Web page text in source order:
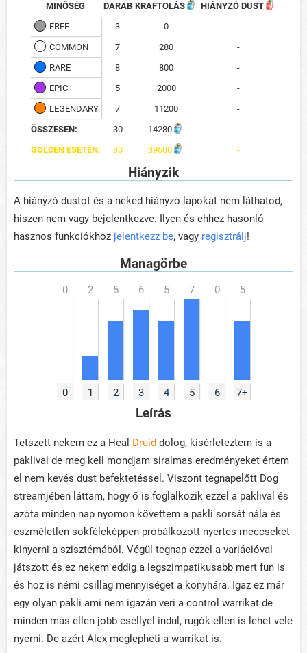
MINŐSÉG DARAB KRAFTOLÁS
HIÁNYZÓ DUST
FREE
3 0
-
COMMON
7 280
-
RARE
8 800
-
EPIC
5 2000
-
LEGENDARY
7 11200
-
ÖSSZESEN:
30 14280
-
GOLDEN ESETÉN:
30 39600 -
Hiányzik
A hiányzó dustot és a neked hiányzó lapokat nem láthatod,
hiszen nem vagy bejelentkezve. Ilyen és ehhez hasonló
hasznos funkciókhoz jelentkezz be, vagy regisztrálj!
Managörbe
0 1 2 3 4 5 6 7+
Leírás
Tetszett nekem ez a Heal Druid dolog, kisérleteztem is a
paklival de meg kell mondjam siralmas eredményeket értem
el nem kevés dust befektetéssel. Viszont tegnapelőtt Dog
streamjében láttam, hogy ő is foglalkozik ezzel a paklival és
azóta minden nap nyomon követtem a pakli sorsát nála és
eszméletlen sokféleképpen próbálkozott nyertes meccseket
kinyerni a szisztémából. Végül tegnap ezzel a variációval
játszott és ez nekem eddig a legszimpatikusabb mert fun is
és hoz is némi csillag mennyiséget a konyhára. Igaz ez már
egy olyan pakli ami nem igazán veri a control warrikat de
minden más ellen jobb eséllyel indul, rugók ellen is lehet vele
nyerni. De azért Alex meglepheti a warrikat is.